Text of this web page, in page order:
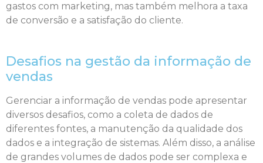
gastos com marketing, mas também melhora a taxa
de conversão e a satisfação do cliente.
Desafios na gestão da informação de
vendas
Gerenciar a informação de vendas pode apresentar
diversos desafios, como a coleta de dados de
diferentes fontes, a manutenção da qualidade dos
dados e a integração de sistemas. Além disso, a análise
de grandes volumes de dados pode ser complexa e